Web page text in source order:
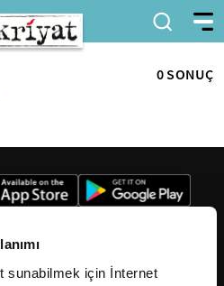
sunabilmek için İnternet
0 SONUÇ